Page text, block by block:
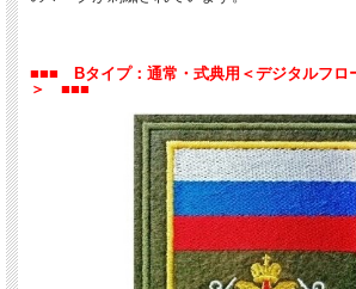
■■■ Bタイプ：通常・式典用＜デジタルフロ
＞ ■■■